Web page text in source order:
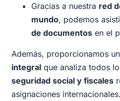
Gracias a nuestra red
mundo, podemos
de documentos en el
Además, proporcionamos
integral que analiza todos
seguridad social y fiscales
asignaciones internacionales.